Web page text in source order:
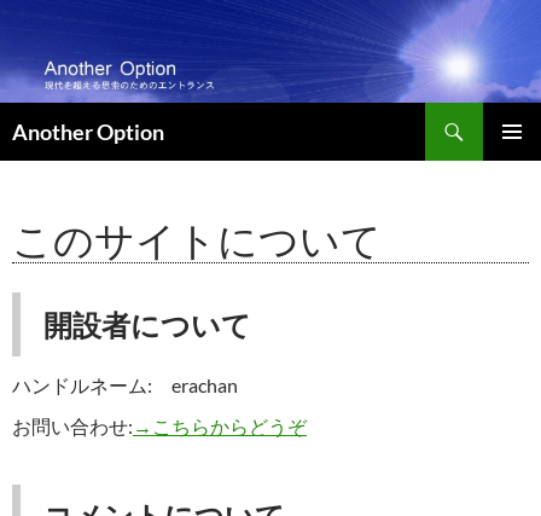
テ
ン
ツ
へ
Another Option
索
このサイトについて
開設者について
ハンドルネーム: erachan
お問い合わせ: →こちらからどうぞ